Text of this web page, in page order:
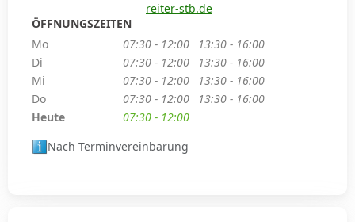
reiter-stb.de
ÖFFNUNGSZEITEN
Mo
07:30 - 12:00
13:30 - 16:00
Di
07:30 - 12:00
13:30 - 16:00
Mi
07:30 - 12:00
13:30 - 16:00
Do
07:30 - 12:00
13:30 - 16:00
Heute
07:30 - 12:00
Nach Terminvereinbarung